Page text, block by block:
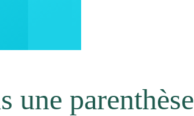
une parenthèse